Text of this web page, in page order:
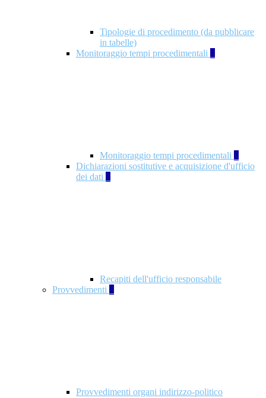
Tipologie di procedimento (da pubblicare
in tabelle)
Monitoraggio tempi procedimentali 4
Monitoraggio tempi procedimentali 4
Dichiarazioni sostitutive e acquisizione d'ufficio
dei dati 1
Recapiti dell'ufficio responsabile
Provvedimenti 3
Provvedimenti organi indirizzo-politico